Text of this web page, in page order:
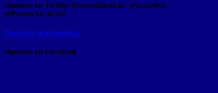
Síguenos en Twitter @acaeslanoticia / @rccarlosj /
@PromoACAVzla
Tweets by acaeslanoticia
Siguenos en Facebook